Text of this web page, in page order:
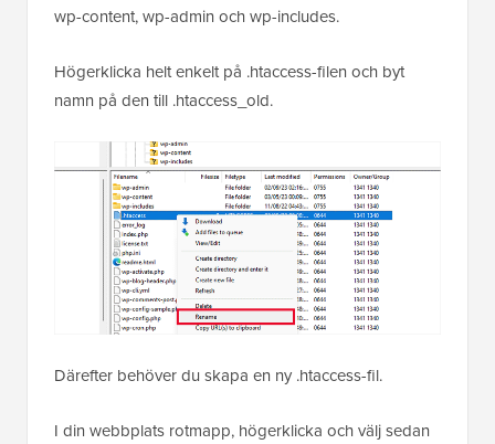
wp-content, wp-admin och wp-includes.
Högerklicka helt enkelt på .htaccess-filen och byt
namn på den till .htaccess_old.
Därefter behöver du skapa en ny .htaccess-fil.
I din webbplats rotmapp, högerklicka och välj sedan